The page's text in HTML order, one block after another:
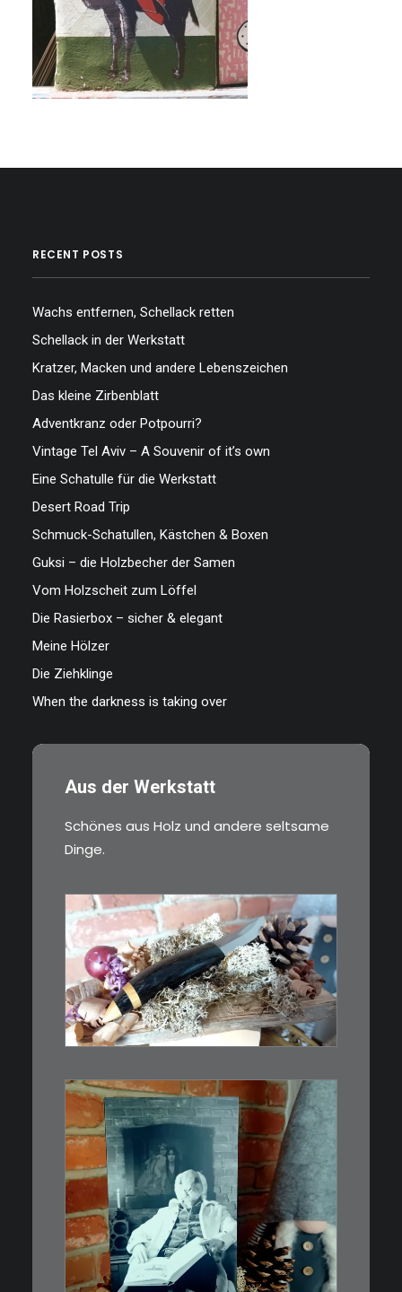
RECENT POSTS
Wachs entfernen, Schellack retten
Schellack in der Werkstatt
Kratzer, Macken und andere Lebenszeichen
Das kleine Zirbenblatt
Adventkranz oder Potpourri?
Vintage Tel Aviv – A Souvenir of it’s own
Eine Schatulle für die Werkstatt
Desert Road Trip
Schmuck-Schatullen, Kästchen & Boxen
Guksi – die Holzbecher der Samen
Vom Holzscheit zum Löffel
Die Rasierbox – sicher & elegant
Meine Hölzer
Die Ziehklinge
When the darkness is taking over
Aus der Werkstatt
Schönes aus Holz und andere seltsame
Dinge.
€39,00
Kleines Schmuckmesser, ideal
als…
3,00
Limitierte Auflage. Original:
Abzug von 35mm…